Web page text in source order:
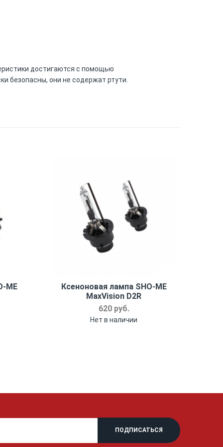
достигаются с помощью
безопасны, они не содержат ртути.
ME
Ксеноновая лампа SHO-ME
MaxVision D2R
620 руб.
Нет в наличии